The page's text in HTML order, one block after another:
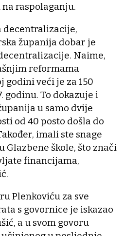
raspolaganju.
decentralizacije,
županija dobar je
Naime,
reformama
godini veći je za 150
godinu. To dokazuje i
u samo dvije
od 40 posto došla do
imali ste snage
škole, što znači
financijama,
Plenkoviću za sve
s govornice je iskazao
a u svom govoru